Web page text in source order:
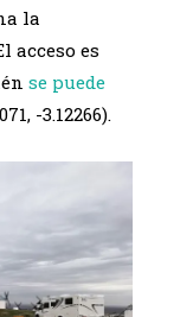
la
acceso es
se puede
-3.12266).